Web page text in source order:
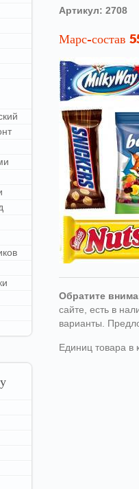
Артикул: 2708
Марс-состав
Обратите
сайте, есть в
варианты.
Единиц товара в